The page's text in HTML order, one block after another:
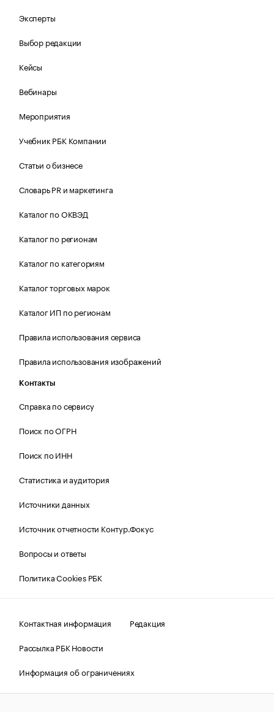
Эксперты
Выбор редакции
Кейсы
Вебинары
Мероприятия
Учебник РБК Компании
Статьи о бизнесе
Словарь PR и маркетинга
Каталог по ОКВЭД
Каталог по регионам
Каталог по категориям
Каталог торговых марок
Каталог ИП по регионам
Правила использования сервиса
Правила использования изображений
Контакты
Справка по сервису
Поиск по ОГРН
Поиск по ИНН
Статистика и аудитория
Источники данных
Источник отчетности Контур.Фокус
Вопросы и ответы
Политика Cookies РБК
Контактная информация
Редакция
Рассылка РБК Новости
Информация об ограничениях
Правовая информация
О соблюдении авторских прав